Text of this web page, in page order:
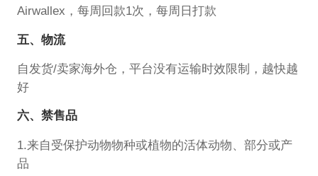
Airwallex，每周回款1次，每周日打款
五、物流
自发货/卖家海外仓，平台没有运输时效限制，越快越
好
六、禁售品
1.来自受保护动物物种或植物的活体动物、部分或产
品